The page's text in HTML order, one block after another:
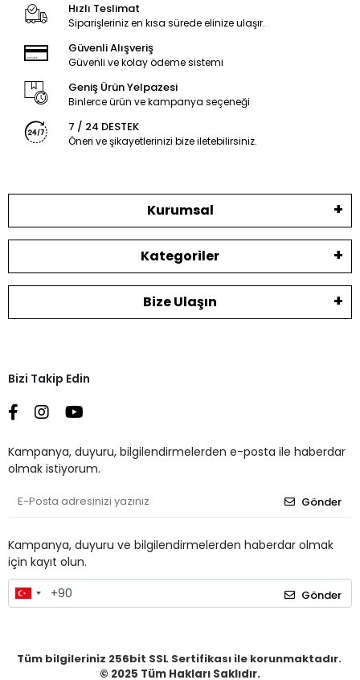
Hızlı Teslimat
Siparişleriniz en kısa sürede elinize ulaşır.
Güvenli Alışveriş
Güvenli ve kolay ödeme sistemi
Geniş Ürün Yelpazesi
Binlerce ürün ve kampanya seçeneği
7 / 24 DESTEK
Öneri ve şikayetlerinizi bize iletebilirsiniz.
Kurumsal
Kategoriler
Bize Ulaşın
Bizi Takip Edin
Kampanya, duyuru, bilgilendirmelerden e-posta ile haberdar
olmak istiyorum.
Gönder
Kampanya, duyuru ve bilgilendirmelerden haberdar olmak
için kayıt olun.
Gönder
Tüm bilgileriniz 256bit SSL Sertifikası ile korunmaktadır.
© 2025 Tüm Hakları Saklıdır.